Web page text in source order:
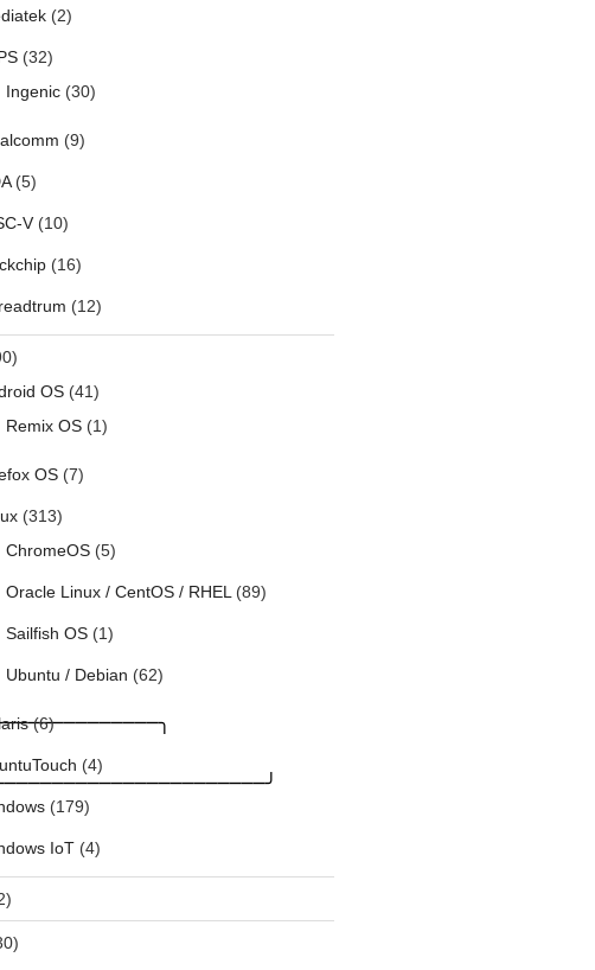
(2)
(32)
Ingenic(30)
(9)
(5)
V(10)
(16)
(12)
OS(41)
Remix OS(1)
OS(7)
(313)
ChromeOS(5)
Oracle Linux / CentOS / RHEL (89)
Sailfish OS(1)
Ubuntu / Debian (62)
(6)
(4)
(179)
IoT(4)